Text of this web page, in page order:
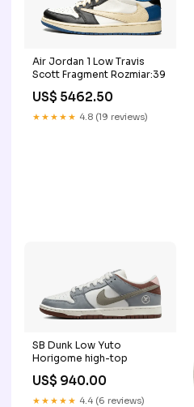
Air Jordan 1 Low Travis
Scott Fragment Rozmiar:39
US$ 5462.50
★★★★★ 4.8 (19 reviews)
SB Dunk Low Yuto
Horigome high-top
US$ 940.00
★★★★★ 4.4 (6 reviews)